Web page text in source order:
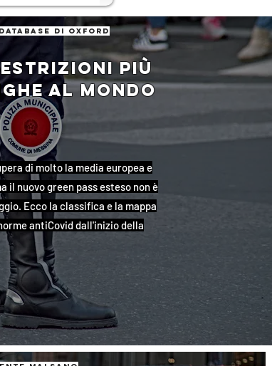
di oxford
PIù
AL MONDO
di molto la media europea e
il nuovo green pass esteso non è
Ecco la classifica e la mappa
antiCovid dall'inizio della